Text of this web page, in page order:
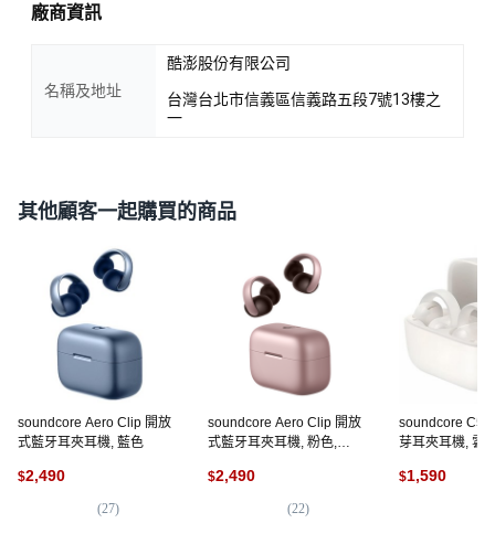
廠商資訊
名稱及地址
酷澎股份有限公司
台灣台北市信義區信義路五段7號13樓之
一
其他顧客一起購買的商品
soundcore Aero Clip 開放
式藍牙耳夾耳機, 藍色
$2,490
(27)
soundcore Aero Clip 開放
式藍牙耳夾耳機, 粉色,
$2,490
(22)
soundcore
芽耳夾耳機, 雲
$1,590